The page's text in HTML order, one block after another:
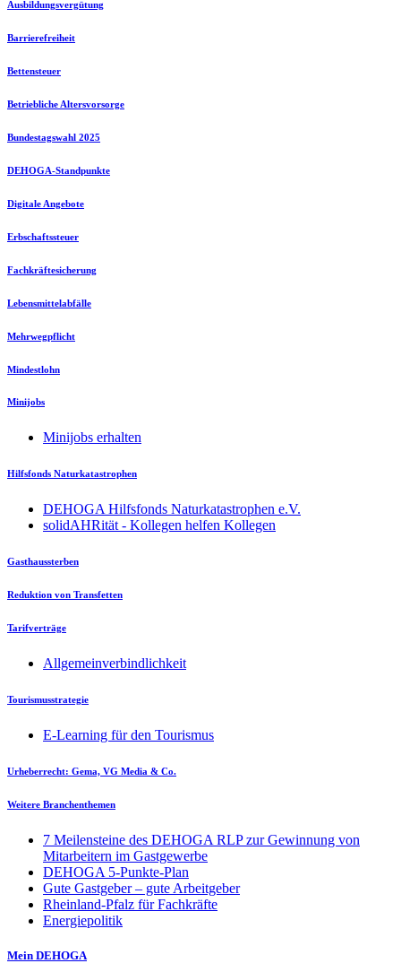
Ausbildungsvergütung
Barrierefreiheit
Bettensteuer
Betriebliche Altersvorsorge
Bundestagswahl 2025
DEHOGA-Standpunkte
Digitale Angebote
Erbschaftssteuer
Fachkräftesicherung
Lebensmittelabfälle
Mehrwegpflicht
Mindestlohn
Minijobs
Minijobs erhalten
Hilfsfonds Naturkatastrophen
DEHOGA Hilfsfonds Naturkatastrophen e.V.
solidAHRität - Kollegen helfen Kollegen
Gasthaussterben
Reduktion von Transfetten
Tarifverträge
Allgemeinverbindlichkeit
Tourismusstrategie
E-Learning für den Tourismus
Urheberrecht: Gema, VG Media & Co.
Weitere Branchenthemen
7 Meilensteine des DEHOGA RLP zur Gewinnung von
Mitarbeitern im Gastgewerbe
DEHOGA 5-Punkte-Plan
Gute Gastgeber – gute Arbeitgeber
Rheinland-Pfalz für Fachkräfte
Energiepolitik
Mein DEHOGA